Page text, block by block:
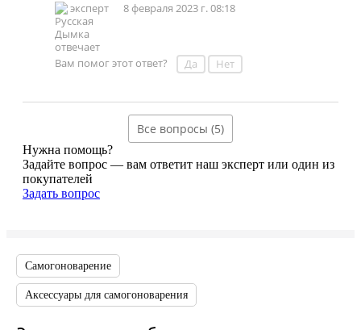
эксперт 8 февраля 2023 г. 08:18
Вам помог этот ответ? Да Нет
Все вопросы (5)
Нужна помощь?
Задайте вопрос — вам ответит наш эксперт или один из
покупателей
Задать вопрос
Самогоноварение
Аксессуары для самогоноварения